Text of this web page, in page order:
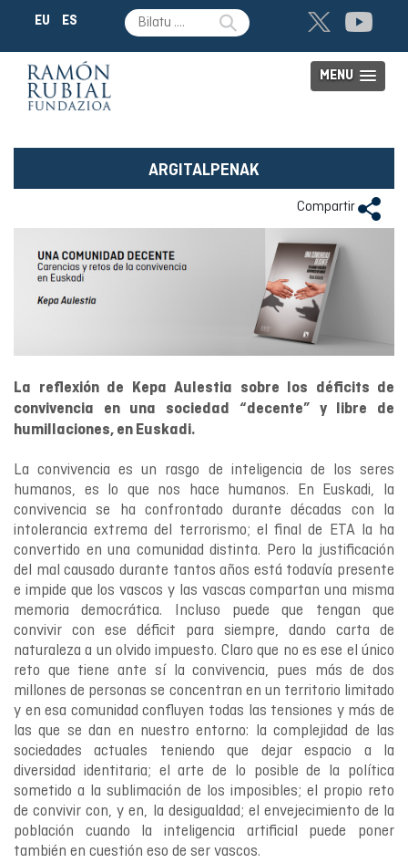
EU ES
MENU
ARGITALPENAK
Compartir
La reflexión de Kepa Aulestia sobre los déficits de
convivencia en una sociedad “decente” y libre de
humillaciones, en Euskadi.
La convivencia es un rasgo de inteligencia de los seres
humanos, es lo que nos hace humanos. En Euskadi, la
convivencia se ha confrontado durante décadas con la
intolerancia extrema del terrorismo; el final de ETA la ha
convertido en una comunidad distinta. Pero la justificación
del mal causado durante tantos años está todavía presente
e impide que los vascos y las vascas compartan una misma
memoria democrática. Incluso puede que tengan que
convivir con ese déficit para siempre, dando carta de
naturaleza a un olvido impuesto. Claro que no es ese el único
reto que tiene ante sí la convivencia, pues más de dos
millones de personas se concentran en un territorio limitado
y en esa comunidad confluyen todas las tensiones y más de
las que se dan en nuestro entorno: la complejidad de las
sociedades actuales teniendo que dejar espacio a la
diversidad identitaria; el arte de lo posible de la política
sometido a la sublimación de los imposibles; el propio reto
de convivir con, y en, la desigualdad; el envejecimiento de la
población cuando la inteligencia artificial puede poner
también en cuestión eso de ser vascos.